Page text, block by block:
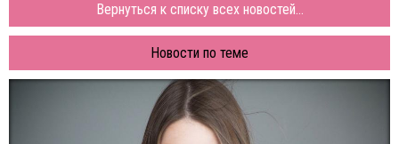
Вернуться к списку всех новостей...
Новости по теме